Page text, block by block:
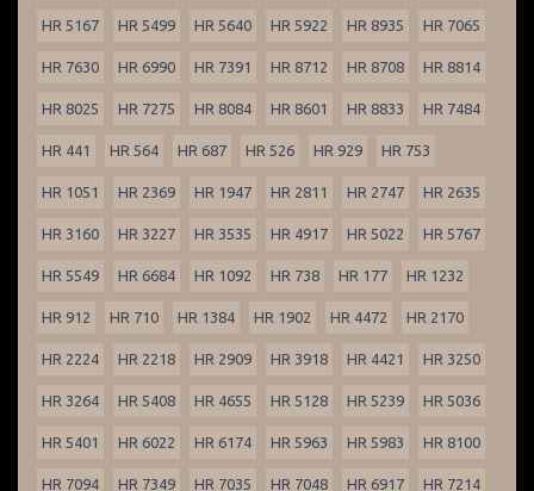
HR 5167 HR 5499 HR 5640 HR 5922 HR 8935 HR 7065
HR 7630 HR 6990 HR 7391 HR 8712 HR 8708 HR 8814
HR 8025 HR 7275 HR 8084 HR 8601 HR 8833 HR 7484
HR 441 HR 564 HR 687 HR 526 HR 929 HR 753
HR 1051 HR 2369 HR 1947 HR 2811 HR 2747 HR 2635
HR 3160 HR 3227 HR 3535 HR 4917 HR 5022 HR 5767
HR 5549 HR 6684 HR 1092 HR 738 HR 177 HR 1232
HR 912 HR 710 HR 1384 HR 1902 HR 4472 HR 2170
HR 2224 HR 2218 HR 2909 HR 3918 HR 4421 HR 3250
HR 3264 HR 5408 HR 4655 HR 5128 HR 5239 HR 5036
HR 5401 HR 6022 HR 6174 HR 5963 HR 5983 HR 8100
HR 7094 HR 7349 HR 7035 HR 7048 HR 6917 HR 7214